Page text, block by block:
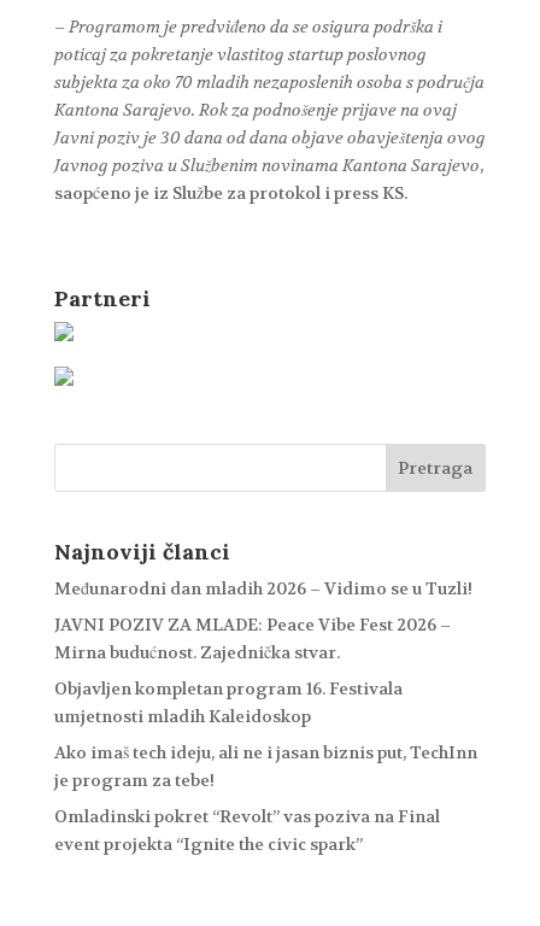
– Programom je predviđeno da se osigura podrška i
poticaj za pokretanje vlastitog startup poslovnog
subjekta za oko 70 mladih nezaposlenih osoba s područja
Kantona Sarajevo. Rok za podnošenje prijave na ovaj
Javni poziv je 30 dana od dana objave obavještenja ovog
Javnog poziva u Službenim novinama Kantona Sarajevo,
saopćeno je iz Službe za protokol i press KS.
Partneri
Najnoviji članci
Međunarodni dan mladih 2026 – Vidimo se u Tuzli!
JAVNI POZIV ZA MLADE: Peace Vibe Fest 2026 –
Mirna budućnost. Zajednička stvar.
Objavljen kompletan program 16. Festivala
umjetnosti mladih Kaleidoskop
Ako imaš tech ideju, ali ne i jasan biznis put, TechInn
je program za tebe!
Omladinski pokret “Revolt” vas poziva na Final
event projekta “Ignite the civic spark”